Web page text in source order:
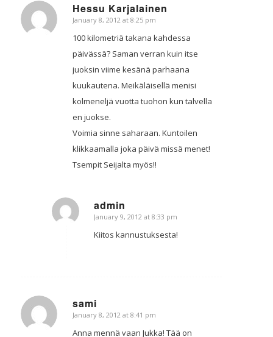
Hessu Karjalainen
says:
January 8, 2012 at 8:25 pm
100 kilometriä takana kahdessa
päivässä? Saman verran kuin itse
juoksin viime kesänä parhaana
kuukautena. Meikäläisellä menisi
kolmeneljä vuotta tuohon kun talvella
en juokse.
Voimia sinne saharaan. Kuntoilen
klikkaamalla joka päivä missä menet!
Tsempit Seijalta myös!!
admin
says:
January 9, 2012 at 8:33 pm
Kiitos kannustuksesta!
sami
says:
January 8, 2012 at 8:41 pm
Anna mennä vaan Jukka! Tää on